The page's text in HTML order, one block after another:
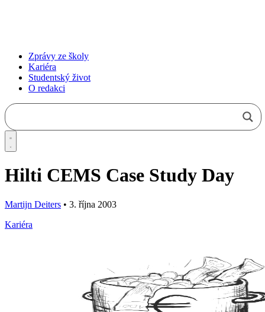
Zprávy ze školy
Kariéra
Studentský život
O redakci
Hilti CEMS Case Study Day
Martijn Deiters • 3. října 2003
Kariéra